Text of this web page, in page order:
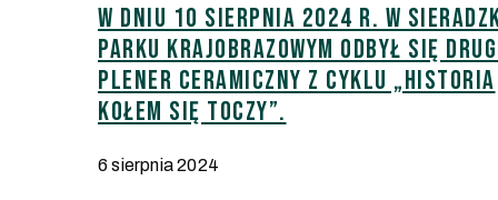
W dniu 10 sierpnia 2024 r. w
Parku Krajobrazowym odbył się
plener ceramiczny z cyklu „HISTORIA
KOŁEM SIĘ TOCZY”.
6 sierpnia 2024